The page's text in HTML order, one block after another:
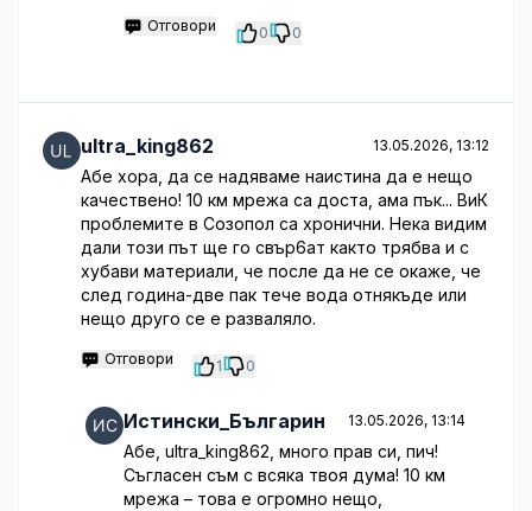
Отговори 0 0
ultra_king862 13.05.2026, 13:12
Абе хора, да се надяваме наистина да е нещо
качествено! 10 км мрежа са доста, ама пък... ВиК
проблемите в Созопол са хронични. Нека видим
дали този път ще го свър6ат както трябва и с
хубави материали, че после да не се окаже, че
след година-две пак тече вода отнякъде или
нещо друго се е разваляло.
Отговори 1 0
Истински_Българин 13.05.2026, 13:14
Абе, ultra_king862, много прав си, пич!
Съгласен съм с всяка твоя дума! 10 км
мрежа – това е огромно нещо,